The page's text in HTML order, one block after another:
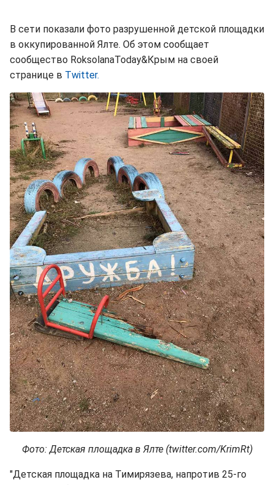
В сети показали фото разрушенной детской площадки
в оккупированной Ялте. Об этом сообщает
сообщество RoksolanaToday&Крым‏ на своей
странице в Тwitter.
Фото: Детская площадка в Ялте (twitter.com/KrimRt)
"Детская площадка на Тимирязева, напротив 25-го